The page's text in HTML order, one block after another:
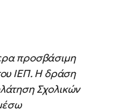
προσβάσιμη
ΙΕΠ. Η δράση
Σχολικών